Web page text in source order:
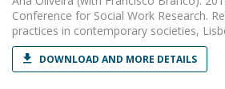
Conference for Social Work Research.
practices in contemporary societies,
DOWNLOAD AND MORE DETAILS